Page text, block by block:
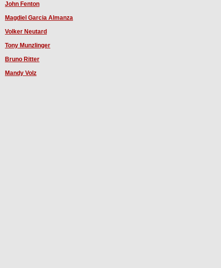
John Fenton
Magdiel Garcia Almanza
Volker Neutard
Tony Munzlinger
Bruno Ritter
Mandy Volz